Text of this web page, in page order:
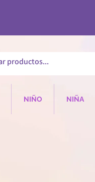
NIÑO NIÑA